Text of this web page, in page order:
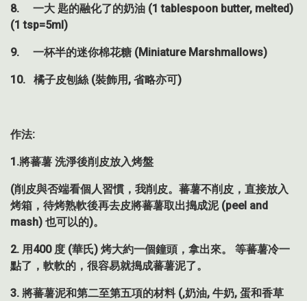
8. 一大 匙的融化了的奶油 (1 tablespoon butter, melted)
(1 tsp=5ml)
9. 一杯半的迷你棉花糖 (Miniature Marshmallows)
10. 橘子皮刨絲 (裝飾用, 省略亦可)
作法:
1.將蕃薯 洗淨後削皮放入烤盤
(削皮與否端看個人習慣，我削皮。蕃薯不削皮，直接放入
烤箱，待烤熟軟後再去皮將蕃薯取出搗成泥 (peel and
mash) 也可以的)。
2. 用400 度 (華氏) 烤大約一個鐘頭，拿出來。 等蕃薯冷一
點了，軟軟的，很容易就搗成蕃薯泥了。
3. 將蕃薯泥和第二至第五項的材料 (,奶油, 牛奶, 蛋和香草